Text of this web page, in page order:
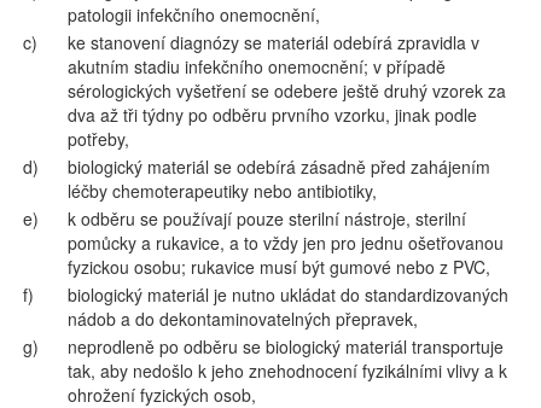
patologii infekčního onemocnění,
c)
ke stanovení diagnózy se materiál odebírá zpravidla v
akutním stadiu infekčního onemocnění; v případě
sérologických vyšetření se odebere ještě druhý vzorek za
dva až tři týdny po odběru prvního vzorku, jinak podle
potřeby,
d)
biologický materiál se odebírá zásadně před zahájením
léčby chemoterapeutiky nebo antibiotiky,
e)
k odběru se používají pouze sterilní nástroje, sterilní
pomůcky a rukavice, a to vždy jen pro jednu ošetřovanou
fyzickou osobu; rukavice musí být gumové nebo z PVC,
f)
biologický materiál je nutno ukládat do standardizovaných
nádob a do dekontaminovatelných přepravek,
g)
neprodleně po odběru se biologický materiál transportuje
tak, aby nedošlo k jeho znehodnocení fyzikálními vlivy a k
ohrožení fyzických osob,